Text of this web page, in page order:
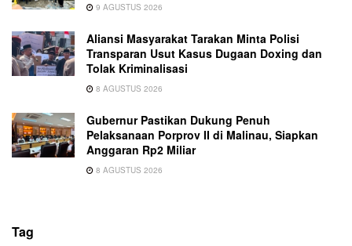
9 AGUSTUS 2026
Aliansi Masyarakat Tarakan Minta Polisi
Transparan Usut Kasus Dugaan Doxing dan
Tolak Kriminalisasi
8 AGUSTUS 2026
Gubernur Pastikan Dukung Penuh
Pelaksanaan Porprov II di Malinau, Siapkan
Anggaran Rp2 Miliar
8 AGUSTUS 2026
Tag